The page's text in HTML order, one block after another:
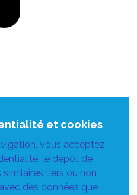
et cookies
vous acceptez
le dépôt de
tiers ou non
des données que